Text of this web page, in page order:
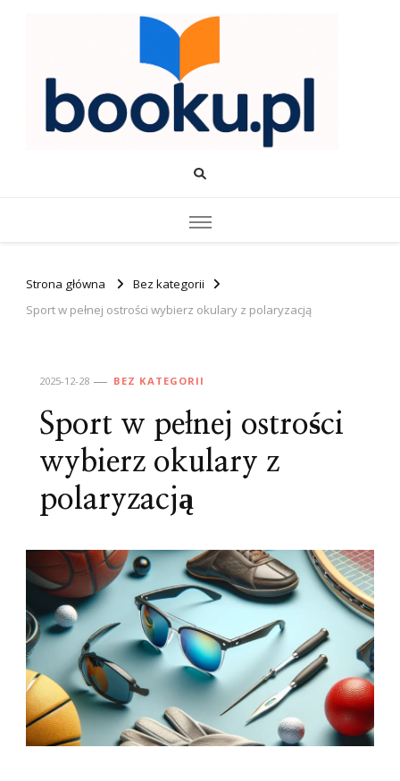
Booku.pl – Wiedza i Rozwój
Strona główna
Bez kategorii
Sport w pełnej ostrości wybierz okulary z polaryzacją
2025-12-28 BEZ KATEGORII
Sport w pełnej ostrości
wybierz okulary z
polaryzacją